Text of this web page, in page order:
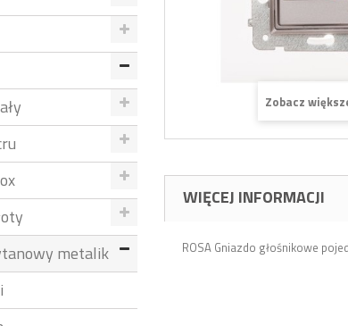
metalik
Zobacz
WIĘCEJ INFORMACJI
ROSA Gniazdo głośnikowe